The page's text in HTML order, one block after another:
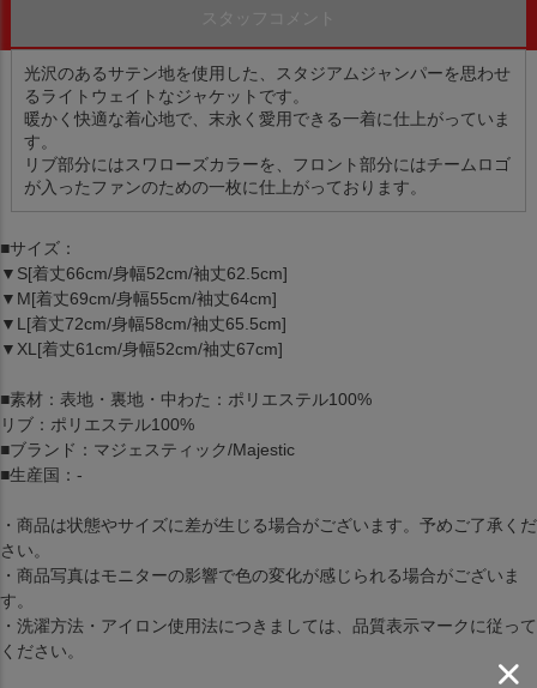
スタッフコメント
光沢のあるサテン地を使用した、スタジアムジャンパーを思わせ
るライトウェイトなジャケットです。
暖かく快適な着心地で、末永く愛用できる一着に仕上がっていま
す。
リブ部分にはスワローズカラーを、フロント部分にはチームロゴ
が入ったファンのための一枚に仕上がっております。
■サイズ：
▼S[着丈66cm/身幅52cm/袖丈62.5cm]
▼M[着丈69cm/身幅55cm/袖丈64cm]
▼L[着丈72cm/身幅58cm/袖丈65.5cm]
▼XL[着丈61cm/身幅52cm/袖丈67cm]
■素材：表地・裏地・中わた：ポリエステル100%
リブ：ポリエステル100%
■ブランド：マジェスティック/Majestic
■生産国：-
・商品は状態やサイズに差が生じる場合がございます。予めご了承くだ
さい。
・商品写真はモニターの影響で色の変化が感じられる場合がございま
す。
・洗濯方法・アイロン使用法につきましては、品質表示マークに従って
ください。